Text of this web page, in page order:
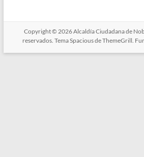
Copyright © 2026Alcaldía Ciudadana de
reservados. TemaSpaciousde ThemeGrill.